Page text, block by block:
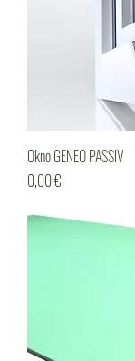
Okno GENEO PASSIV
Cena
0,00 €